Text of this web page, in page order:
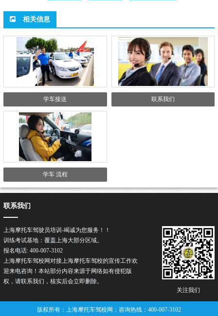
相关信息
学车接送 联系我们
学车 流程
关注我们
联系我们
上海摩托车驾驶员培训-竭诚为您服务！！
训练考试基地：覆盖上海大部分区域。
报名电话: 400-007-3102
上海摩托车驾校网对接上海摩托车驾校的宣传工作欢
迎来电咨询！本站部分内容来源于网络如有侵犯版
权，请联系我们，核实后会立即删除。
版权所有：上海摩托车驾校网；咨询热线：400-007-3102